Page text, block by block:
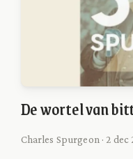
De wortel van
Charles Spurgeon · 2 dec